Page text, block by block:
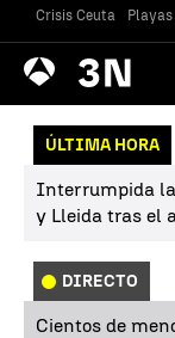
Crisis Ceuta
Antena
3 Noticias
ÚLTIMA HORA
Interrumpida la
y Lleida tras el
DIRECTO
Cientos de